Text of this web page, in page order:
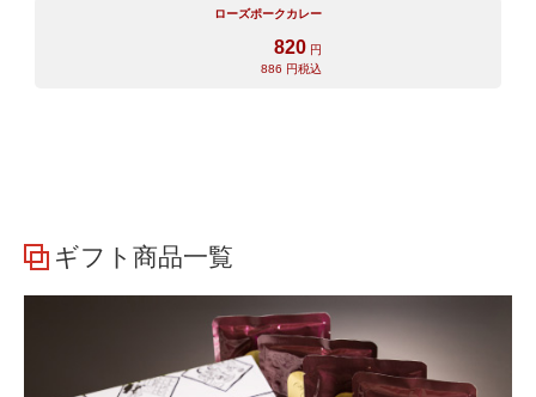
ローズポークカレー
820 円
886 円税込
ギフト商品一覧